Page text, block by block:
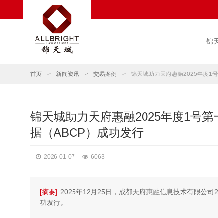
锦
首页 > 新闻资讯 > 交易案例 > 锦天城助力天府惠融2025年度1
锦天城助力天府惠融2025年度1号
据（ABCP）成功发行
2026-01-07 6063
[摘要] 2025年12月25日，成都天府惠融信息技术有限公
功发行。